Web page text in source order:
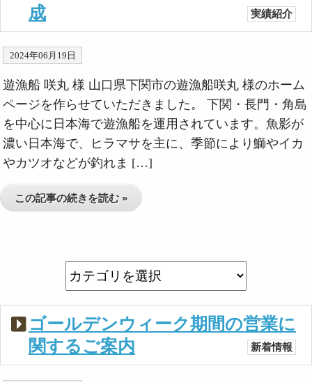
成
実績紹介
2024年06月19日
遊漁船 咲丸 様 山口県下関市の遊漁船咲丸 様のホーム
ページを作らせていただきました。 下関・長門・角島
を中心に日本海で遊漁船を運用されています。魚影が
濃い日本海で、ヒラマサを主に、季節により鰤やイカ
やカツオなどが釣れま […]
この記事の続きを読む »
ゴールデンウィーク期間の営業に
関するご案内
新着情報